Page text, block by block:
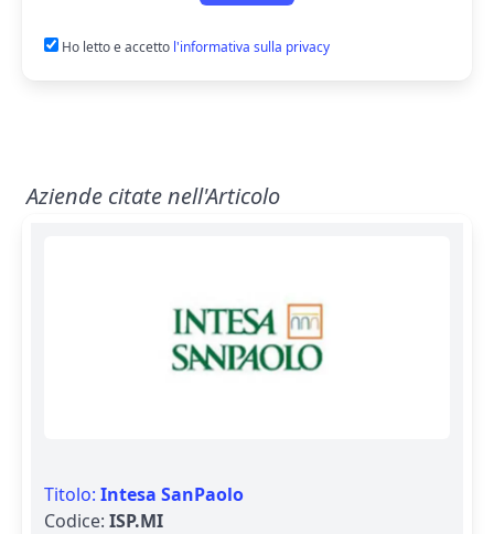
Ho letto e accetto l'informativa sulla privacy
Aziende citate nell'Articolo
Titolo: Intesa SanPaolo
Codice: ISP.MI